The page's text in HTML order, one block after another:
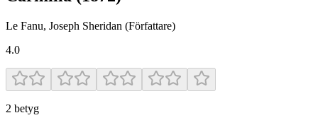
Le Fanu, Joseph Sheridan (Författare)
4.0
2 betyg